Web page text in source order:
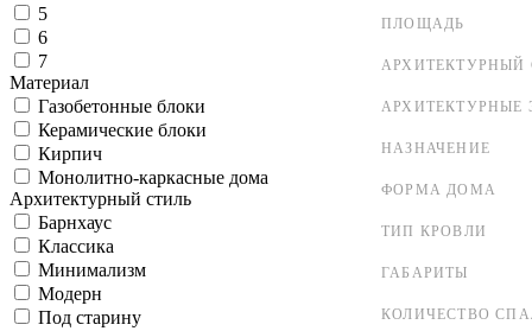
ПЛОЩАДЬ
АРХИТЕКТУРНЫЙ
АРХИТЕКТУРНЫЕ
НАЗНАЧЕНИЕ
ФОРМА ДОМА
ТИП КРОВЛИ
ГАБАРИТЫ
КОЛИЧЕСТВО
5
6
7
Материал
Газобетонные блоки
Керамические блоки
Кирпич
Монолитно-каркасные дома
Архитектурный стиль
Барнхаус
Классика
Минимализм
Модерн
Под старину